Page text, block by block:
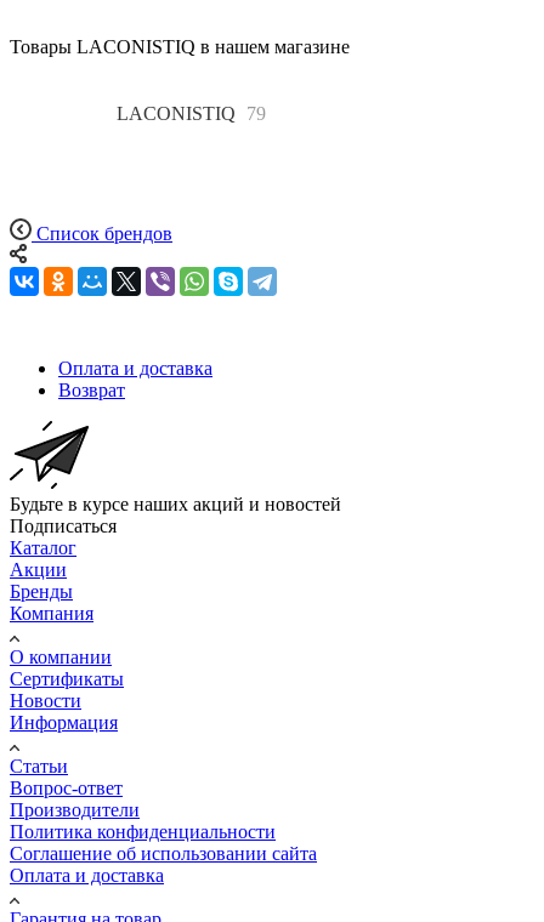
Товары LACONISTIQ в нашем магазине
LACONISTIQ 79
Список брендов
Оплата и доставка
Возврат
Будьте в курсе наших акций и новостей
Подписаться
Каталог
Акции
Бренды
Компания
О компании
Сертификаты
Новости
Информация
Статьи
Вопрос-ответ
Производители
Политика конфиденциальности
Соглашение об использовании сайта
Оплата и доставка